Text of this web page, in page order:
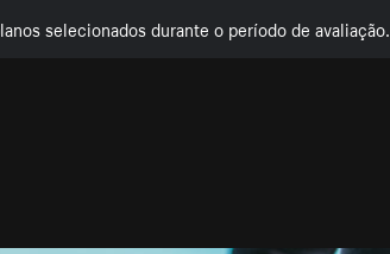
selecionados durante o período de avaliação.